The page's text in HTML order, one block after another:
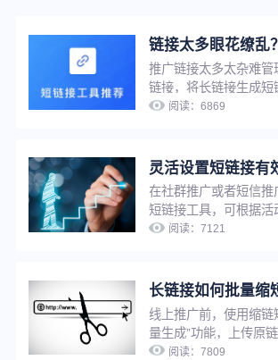
推广链接太多太杂难管
链接，将长链接生成短
为短链接进行命名，通
阅读：6869
在社群推广或者短信推
短链接工具，可根据活
短链接有效期为一段有
效果。
阅读：7121
线上推广前，使用缩链
量生成”功能，上传原链
即可将长链接一键批量
阅读：7809